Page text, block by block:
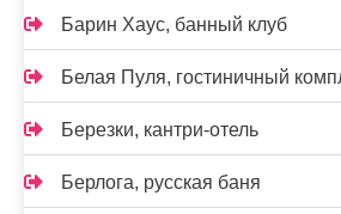
Барин Хаус, банный клуб
Белая Пуля, гостиничный
Березки, кантри-отель
Берлога, русская баня